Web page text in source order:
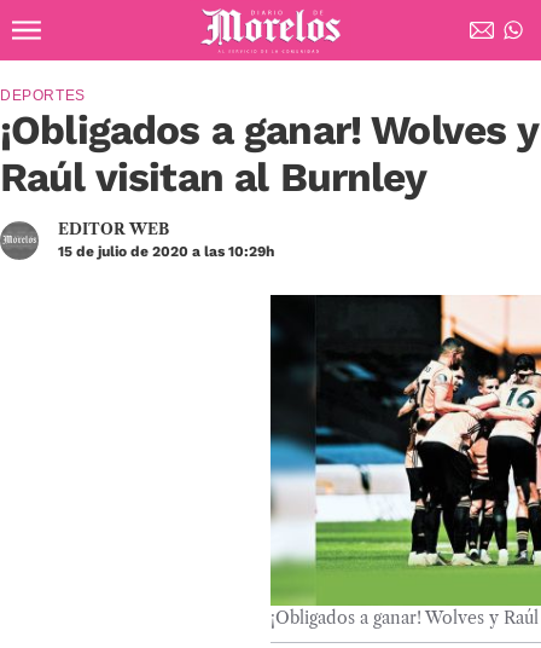
Diario de Morelos
¡Obligados a ganar! Wolves y
Raúl visitan al Burnley
DEPORTES
EDITOR WEB
15 de julio de 2020 a las 10:29h
¡Obligados a ganar! Wolves y